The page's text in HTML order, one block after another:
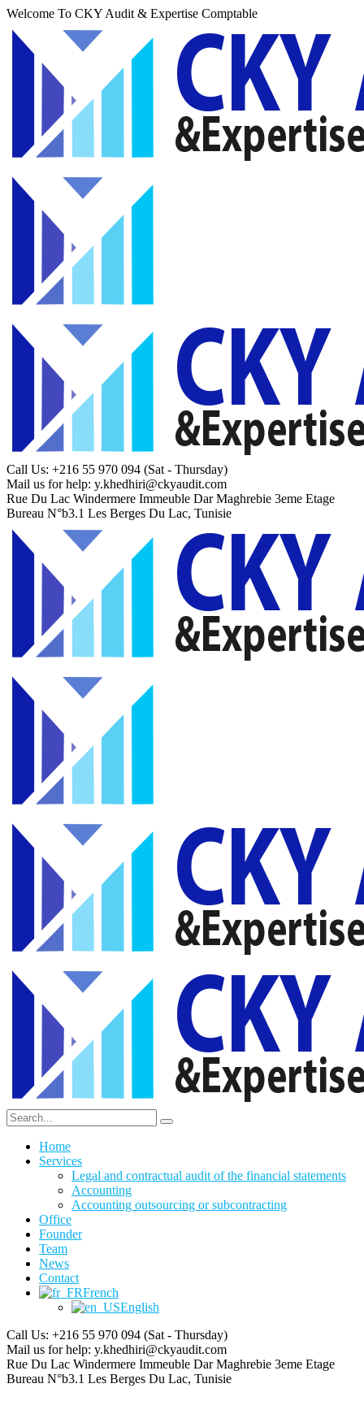
Welcome To CKY Audit & Expertise Comptable
Call Us: +216 55 970 094 (Sat - Thursday)
Mail us for help: y.khedhiri@ckyaudit.com
Rue Du Lac Windermere Immeuble Dar Maghrebie 3eme Etage
Bureau N°b3.1 Les Berges Du Lac, Tunisie
Home
Services
Legal and contractual audit of the financial statements
Accounting
Accounting outsourcing or subcontracting
Office
Founder
Team
News
Contact
French
English
Call Us: +216 55 970 094 (Sat - Thursday)
Mail us for help: y.khedhiri@ckyaudit.com
Rue Du Lac Windermere Immeuble Dar Maghrebie 3eme Etage
Bureau N°b3.1 Les Berges Du Lac, Tunisie